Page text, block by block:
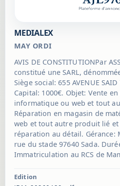
MEDIALEX
MAY ORDI
AVIS DE CONSTITUTIONPar
constitué une SARL,
Siège social: 655 AVENUE
Capital: 1000€. Objet: Vente
informatique ou web et tout
Réparation en magasin de
web et tout autre produit lié
réparation au détail. Gérance:
rue du stade 97640 Sada.
Immatriculation au RCS de
Edition